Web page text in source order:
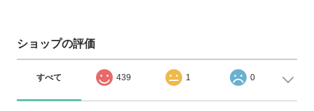
ショップの評価
すべて 439 1 0